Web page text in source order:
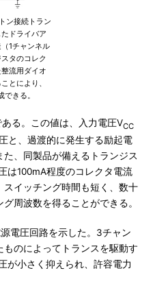
ン接続トラン
ドライバア
1チャンネル
タのコレク
流用ダイオ
とにより、
きる。
る。この値は、入力電圧VCC
と、過渡的に発生する励起電
、同製品が備えるトランジス
は100mA程度のコレクタ電流
イッチング時間も短く、数十
周波数を得ることができる。
電圧回路を示した。3チャン
のによってトランスを駆動す
が小さく抑えられ、許容電力